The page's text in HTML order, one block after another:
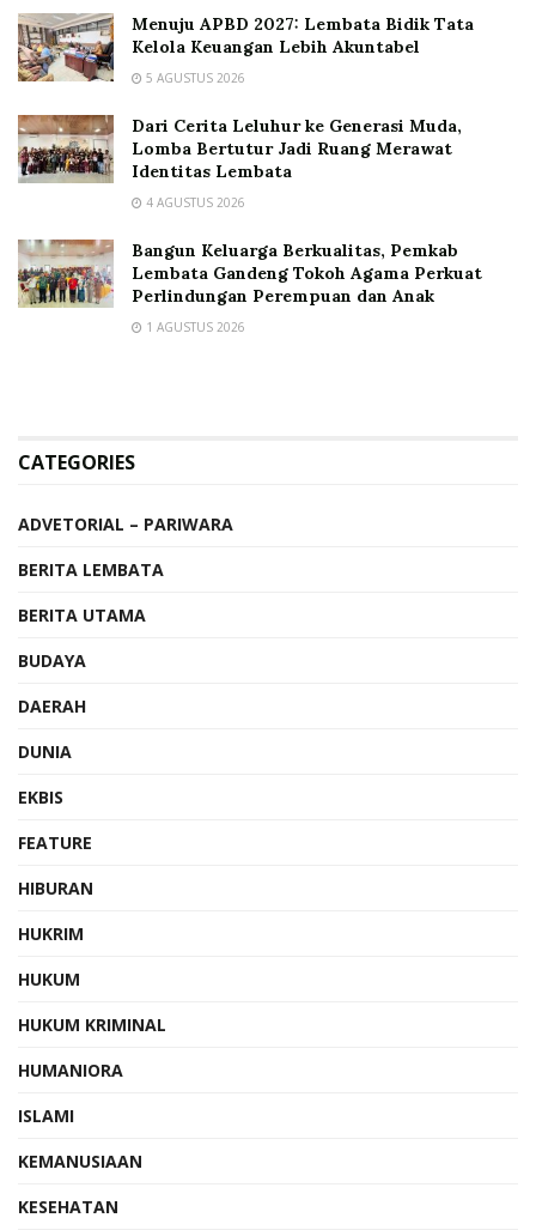
Menuju APBD 2027: Lembata Bidik Tata
Kelola Keuangan Lebih Akuntabel
5 AGUSTUS 2026
Dari Cerita Leluhur ke Generasi Muda,
Lomba Bertutur Jadi Ruang Merawat
Identitas Lembata
4 AGUSTUS 2026
Bangun Keluarga Berkualitas, Pemkab
Lembata Gandeng Tokoh Agama Perkuat
Perlindungan Perempuan dan Anak
1 AGUSTUS 2026
CATEGORIES
ADVETORIAL – PARIWARA
BERITA LEMBATA
BERITA UTAMA
BUDAYA
DAERAH
DUNIA
EKBIS
FEATURE
HIBURAN
HUKRIM
HUKUM
HUKUM KRIMINAL
HUMANIORA
ISLAMI
KEMANUSIAAN
KESEHATAN